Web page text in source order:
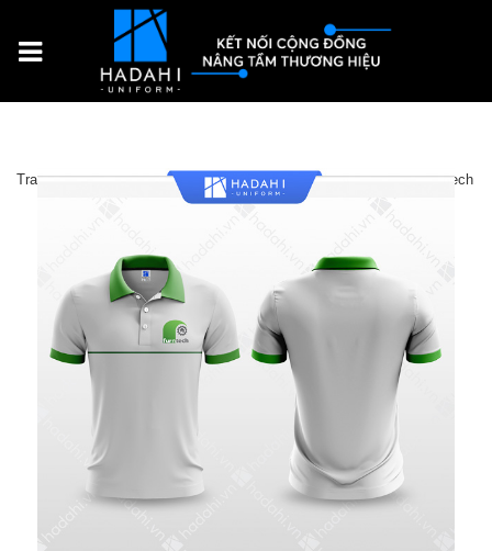
Trang chủ Sản Phẩm Đồng phục doanh nghiệp Áo Thun Funtech